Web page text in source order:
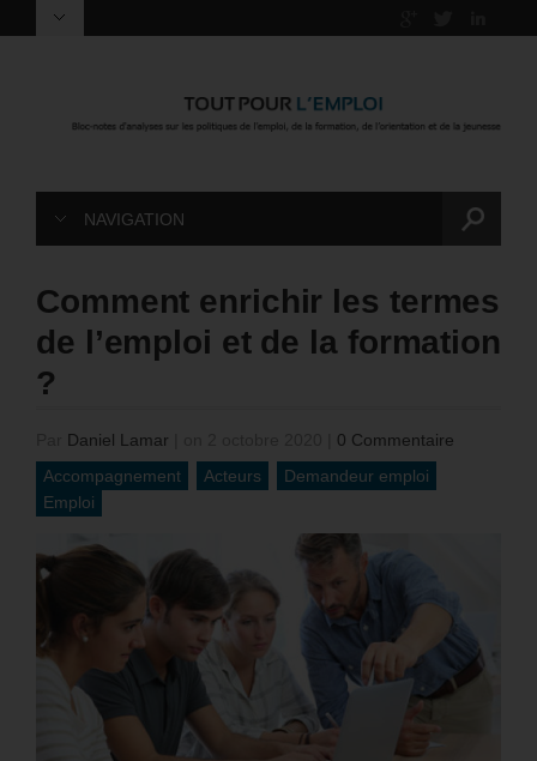
NAVIGATION
Comment enrichir les termes
de l’emploi et de la formation
?
Daniel Lamar
0 Commentaire
Accompagnement
Acteurs
Demandeur emploi
Emploi